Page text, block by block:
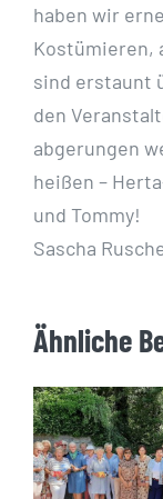
haben wir
Kostümieren,
sind erstaunt
den
abgerungen
heißen –
und Tommy!
Sascha
Ähnliche